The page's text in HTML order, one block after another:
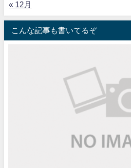
« 12月
こんな記事も書いてるぞ